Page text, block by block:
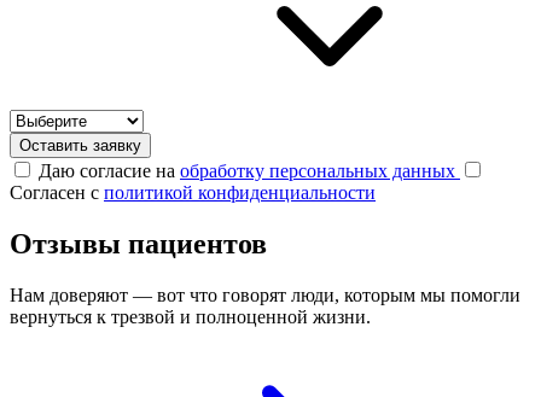
Оставить заявку
Даю согласие на обработку персональных данных
Согласен с политикой конфиденциальности
Отзывы пациентов
Нам доверяют — вот что говорят люди, которым мы помогли
вернуться к трезвой и полноценной жизни.